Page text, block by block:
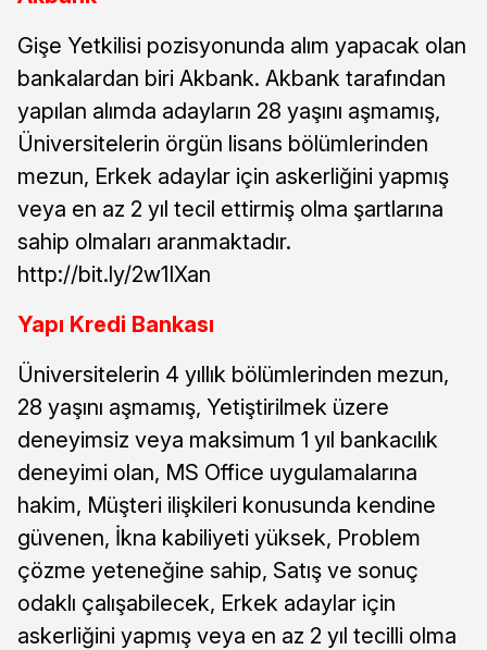
Gişe Yetkilisi pozisyonunda alım yapacak olan
bankalardan biri Akbank. Akbank tarafından
yapılan alımda adayların 28 yaşını aşmamış,
Üniversitelerin örgün lisans bölümlerinden
mezun, Erkek adaylar için askerliğini yapmış
veya en az 2 yıl tecil ettirmiş olma şartlarına
sahip olmaları aranmaktadır.
http://bit.ly/2w1IXan
Yapı Kredi Bankası
Üniversitelerin 4 yıllık bölümlerinden mezun,
28 yaşını aşmamış, Yetiştirilmek üzere
deneyimsiz veya maksimum 1 yıl bankacılık
deneyimi olan, MS Office uygulamalarına
hakim, Müşteri ilişkileri konusunda kendine
güvenen, İkna kabiliyeti yüksek, Problem
çözme yeteneğine sahip, Satış ve sonuç
odaklı çalışabilecek, Erkek adaylar için
askerliğini yapmış veya en az 2 yıl tecilli olma